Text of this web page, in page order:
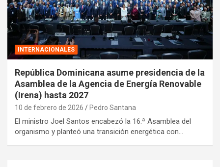
INTERNACIONALES
República Dominicana asume presidencia de la
Asamblea de la Agencia de Energía Renovable
(Irena) hasta 2027
10 de febrero de 2026 Pedro Santana
El ministro Joel Santos encabezó la 16.ª Asamblea del
organismo y planteó una transición energética con…